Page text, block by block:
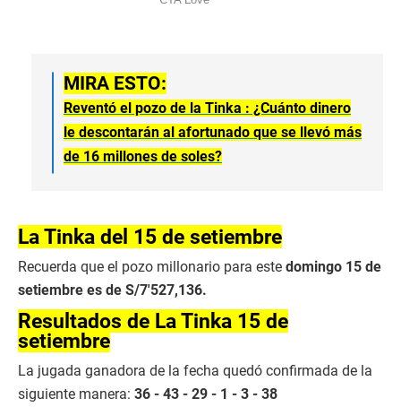
MIRA ESTO:
Reventó el pozo de la Tinka : ¿Cuánto dinero
le descontarán al afortunado que se llevó más
de 16 millones de soles?
La Tinka del 15 de setiembre
Recuerda que el pozo millonario para este domingo 15 de
setiembre es de S/7′527,136.
Resultados de La Tinka 15 de
setiembre
La jugada ganadora de la fecha quedó confirmada de la
siguiente manera: 36 - 43 - 29 - 1 - 3 - 38